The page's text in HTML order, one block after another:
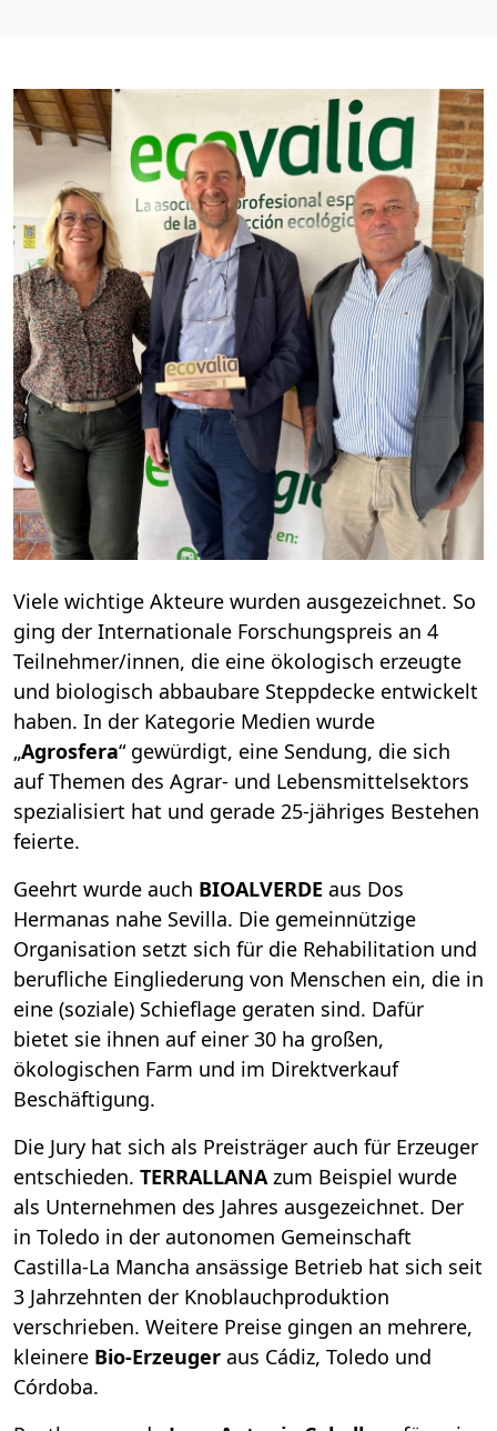
Viele wichtige Akteure wurden ausgezeichnet. So
ging der Internationale Forschungspreis an 4
Teilnehmer/innen, die eine ökologisch erzeugte
und biologisch abbaubare Steppdecke entwickelt
haben. In der Kategorie Medien wurde
„Agrosfera“ gewürdigt, eine Sendung, die sich
auf Themen des Agrar- und Lebensmittelsektors
spezialisiert hat und gerade 25-jähriges Bestehen
feierte.
Geehrt wurde auch BIOALVERDE aus Dos
Hermanas nahe Sevilla. Die gemeinnützige
Organisation setzt sich für die Rehabilitation und
berufliche Eingliederung von Menschen ein, die in
eine (soziale) Schieflage geraten sind. Dafür
bietet sie ihnen auf einer 30 ha großen,
ökologischen Farm und im Direktverkauf
Beschäftigung.
Die Jury hat sich als Preisträger auch für Erzeuger
entschieden. TERRALLANA zum Beispiel wurde
als Unternehmen des Jahres ausgezeichnet. Der
in Toledo in der autonomen Gemeinschaft
Castilla-La Mancha ansässige Betrieb hat sich seit
3 Jahrzehnten der Knoblauchproduktion
verschrieben. Weitere Preise gingen an mehrere,
kleinere Bio-Erzeuger aus Cádiz, Toledo und
Córdoba.